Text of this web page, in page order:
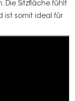
Die Sitzfläche fühlt
ist somit ideal für